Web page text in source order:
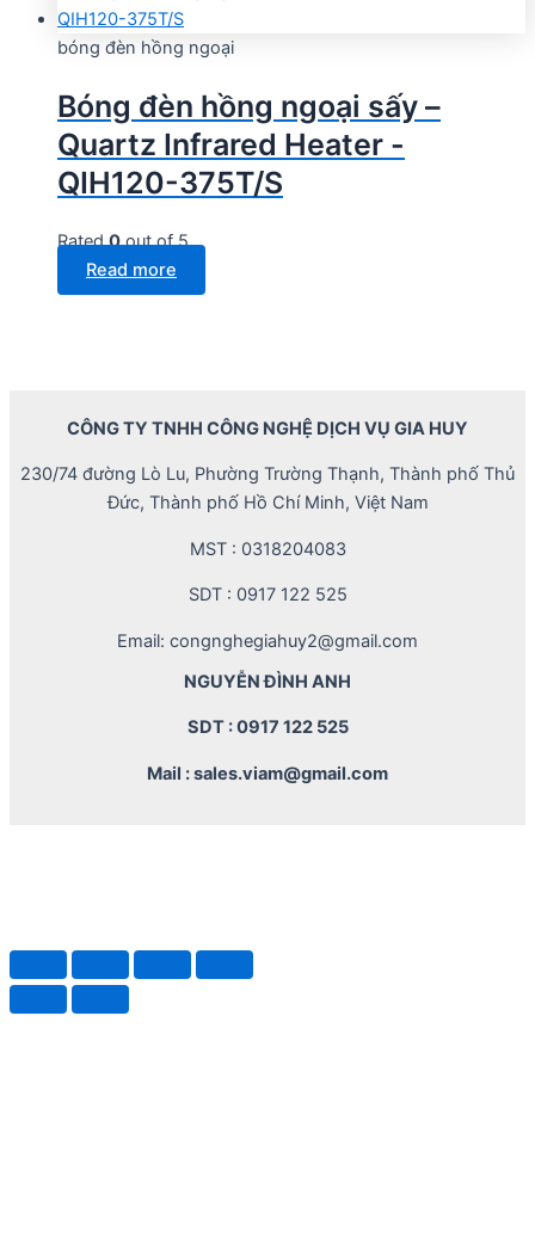
bóng đèn hồng ngoại
Bóng đèn hồng ngoại sấy –
Quartz Infrared Heater -
QIH120-375T/S
Rated0out of 5
Read more
CÔNG TY TNHH CÔNG NGHỆ DỊCH VỤ GIA HUY
230/74 đường Lò Lu, Phường Trường Thạnh, Thành phố Thủ
Đức, Thành phố Hồ Chí Minh, Việt Nam
MST : 0318204083
SDT : 0917 122 525
Email: congnghegiahuy2@gmail.com
NGUYỄN ĐÌNH ANH
SDT : 0917 122 525
Mail : sales.viam@gmail.com